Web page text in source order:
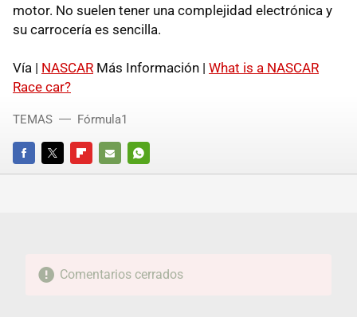
motor. No suelen tener una complejidad electrónica y
su carrocería es sencilla.
Vía | NASCAR Más Información | What is a NASCAR
Race car?
FACEBOOKTWITTERFLIPBOARD
E-
WHATSAPP
TEMAS Fórmula1
Comentarios cerrados